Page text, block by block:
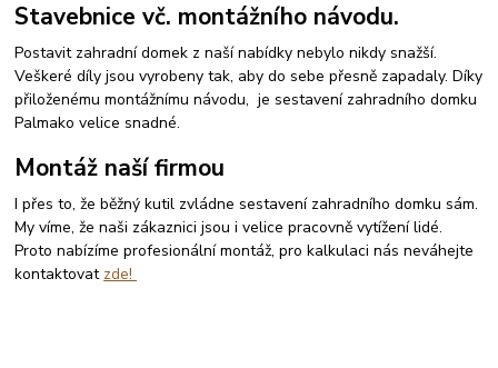
Stavebnice vč. montážního návodu.
Postavit zahradní domek z naší nabídky nebylo nikdy snažší.
Veškeré díly jsou vyrobeny tak, aby do sebe přesně zapadaly. Díky
přiloženému montážnímu návodu, je sestavení zahradního domku
Palmako velice snadné.
Montáž naší firmou
I přes to, že běžný kutil zvládne sestavení zahradního domku sám.
My víme, že naši zákaznici jsou i velice pracovně vytížení lidé.
Proto nabízíme profesionální montáž, pro kalkulaci nás neváhejte
kontaktovat zde!